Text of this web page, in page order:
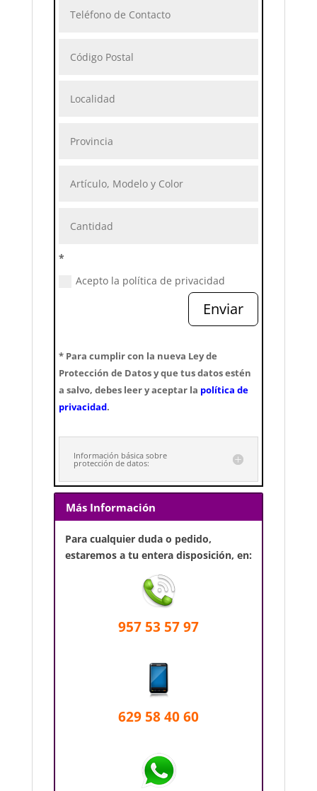
*
Acepto la política de privacidad
Enviar
* Para cumplir con la nueva Ley de
Protección de Datos y que tus datos estén
a salvo, debes leer y aceptar la política de
privacidad.
Información básica sobre
protección de datos:
Más Información
Para cualquier duda o pedido,
estaremos a tu entera disposición, en:
957 53 57 97
629 58 40 60